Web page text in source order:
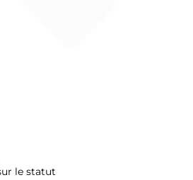
le statut